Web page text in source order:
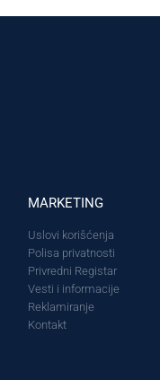
MARKETING
Uslovi korišćenja
Polisa privatnosti
Privredni Registar
Vesti i informacije
Reklamiranje
Kontakt